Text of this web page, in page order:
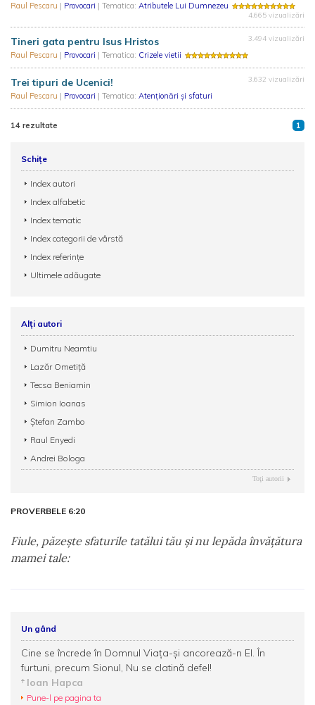
Raul Pescaru | Provocari | Tematica: Atributele Lui Dumnezeu
4.665 vizualizări
Tineri gata pentru Isus Hristos
Raul Pescaru | Provocari | Tematica: Crizele vietii
3.494 vizualizări
Trei tipuri de Ucenici!
Raul Pescaru | Provocari | Tematica: Atenționări și sfaturi
3.632 vizualizări
14 rezultate 1
Schițe
Index autori
Index alfabetic
Index tematic
Index categorii de vârstă
Index referințe
Ultimele adăugate
Alți autori
Dumitru Neamtiu
Lazăr Ometiţă
Tecsa Beniamin
Simion Ioanas
Ștefan Zambo
Raul Enyedi
Andrei Bologa
Toţi autorii
PROVERBELE 6:20
Fiule, păzeşte sfaturile tatălui tău şi nu lepăda învăţătura
mamei tale:
Un gând
Cine se încrede în Domnul Viața-și ancorează-n El. În
furtuni, precum Sionul, Nu se clatină defel!
Ioan Hapca
Pune-l pe pagina ta